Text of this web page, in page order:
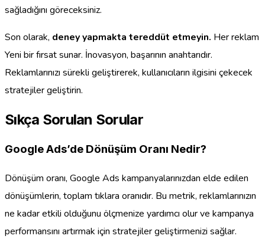
sağladığını göreceksiniz.
Son olarak, deney yapmakta tereddüt etmeyin. Her reklam
Yeni bir fırsat sunar. İnovasyon, başarının anahtarıdır.
Reklamlarınızı sürekli geliştirerek, kullanıcıların ilgisini çekecek
stratejiler geliştirin.
Sıkça Sorulan Sorular
Google Ads’de Dönüşüm Oranı Nedir?
Dönüşüm oranı, Google Ads kampanyalarınızdan elde edilen
dönüşümlerin, toplam tıklara oranıdır. Bu metrik, reklamlarınızın
ne kadar etkili olduğunu ölçmenize yardımcı olur ve kampanya
performansını artırmak için stratejiler geliştirmenizi sağlar.